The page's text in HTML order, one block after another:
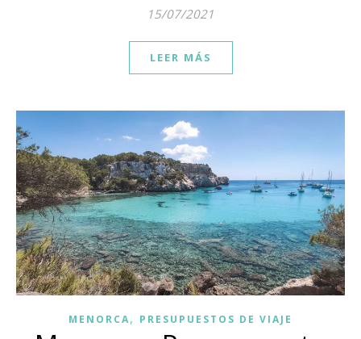
15/07/2021
LEER MÁS
MENORCA, PRESUPUESTOS DE VIAJE